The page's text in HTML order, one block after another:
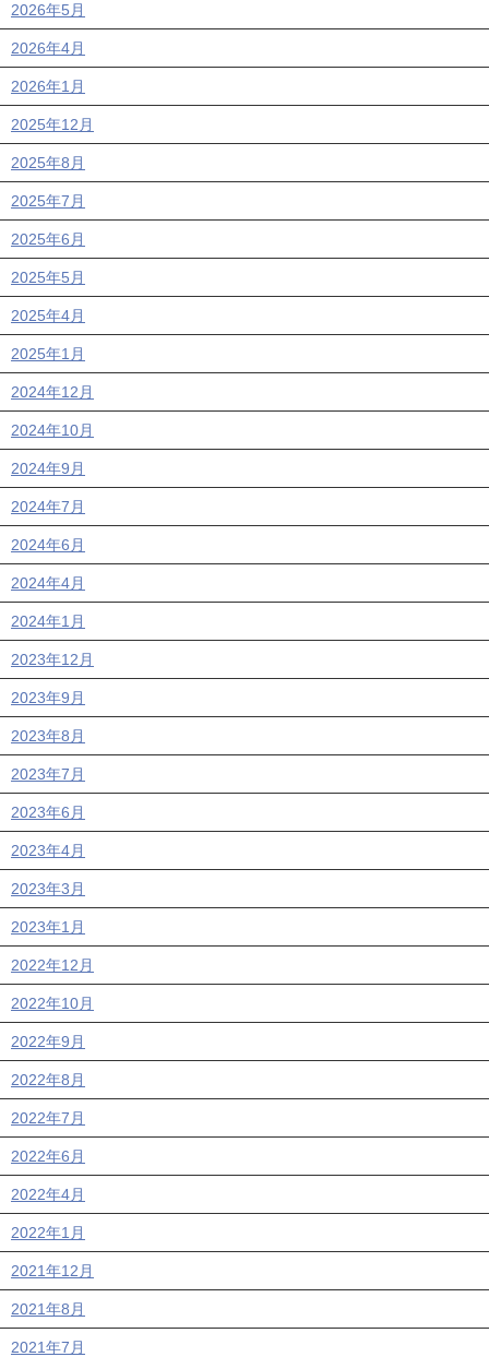
2026年5月
2026年4月
2026年1月
2025年12月
2025年8月
2025年7月
2025年6月
2025年5月
2025年4月
2025年1月
2024年12月
2024年10月
2024年9月
2024年7月
2024年6月
2024年4月
2024年1月
2023年12月
2023年9月
2023年8月
2023年7月
2023年6月
2023年4月
2023年3月
2023年1月
2022年12月
2022年10月
2022年9月
2022年8月
2022年7月
2022年6月
2022年4月
2022年1月
2021年12月
2021年8月
2021年7月